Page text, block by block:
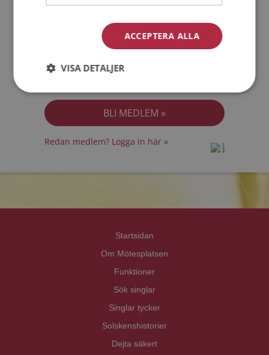
Jag accepterarMedlemsvillkoren
Redan medlem? Logga in här »
Startsidan
Om Mötesplatsen
Funktioner
Sök singlar
Singlar tycker
Solskenshistorier
Dejta säkert
ACCEPTERA ALLA
VISA DETALJER